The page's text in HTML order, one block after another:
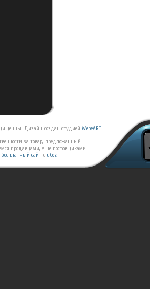
Дизайн создан студией WebeART
за товар, предложанный
продавцами, а не постовщиками
бесплатный сайт с uCoz